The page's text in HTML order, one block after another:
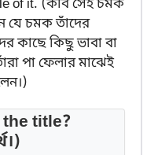
of it. (কবি সেই চমক
যে চমক তাঁদের
কাছে কিছু ভাবা বা
পা ফেলার মাঝেই
title?